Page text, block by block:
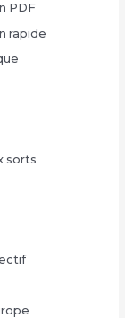
PDF
rapide
sorts